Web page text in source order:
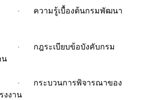
เบื้องต้นกรมพัฒนา
บียบข้อบังคับกรม
น
นการพิจารณาของ
งงาน